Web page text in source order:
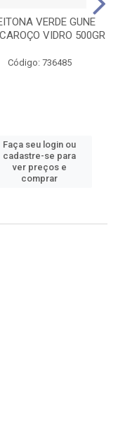
VERDE GUNE
VIDRO 500GR
Código: 736485
Faça seu login ou
cadastre-se para
ver preços e
comprar